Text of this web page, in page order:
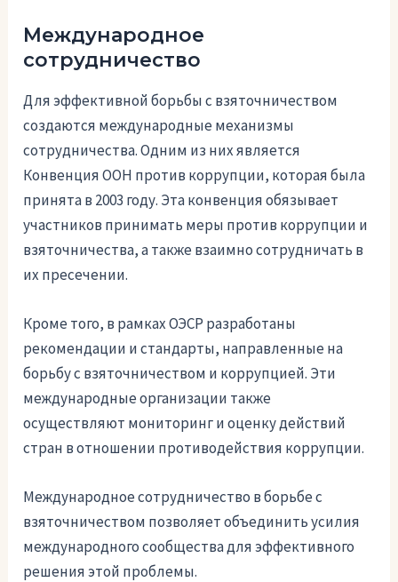
Международное
сотрудничество
Для эффективной борьбы с взяточничеством
создаются международные механизмы
сотрудничества. Одним из них является
Конвенция ООН против коррупции, которая была
принята в 2003 году. Эта конвенция обязывает
участников принимать меры против коррупции и
взяточничества, а также взаимно сотрудничать в
их пресечении.
Кроме того, в рамках ОЭСР разработаны
рекомендации и стандарты, направленные на
борьбу с взяточничеством и коррупцией. Эти
международные организации также
осуществляют мониторинг и оценку действий
стран в отношении противодействия коррупции.
Международное сотрудничество в борьбе с
взяточничеством позволяет объединить усилия
международного сообщества для эффективного
решения этой проблемы.